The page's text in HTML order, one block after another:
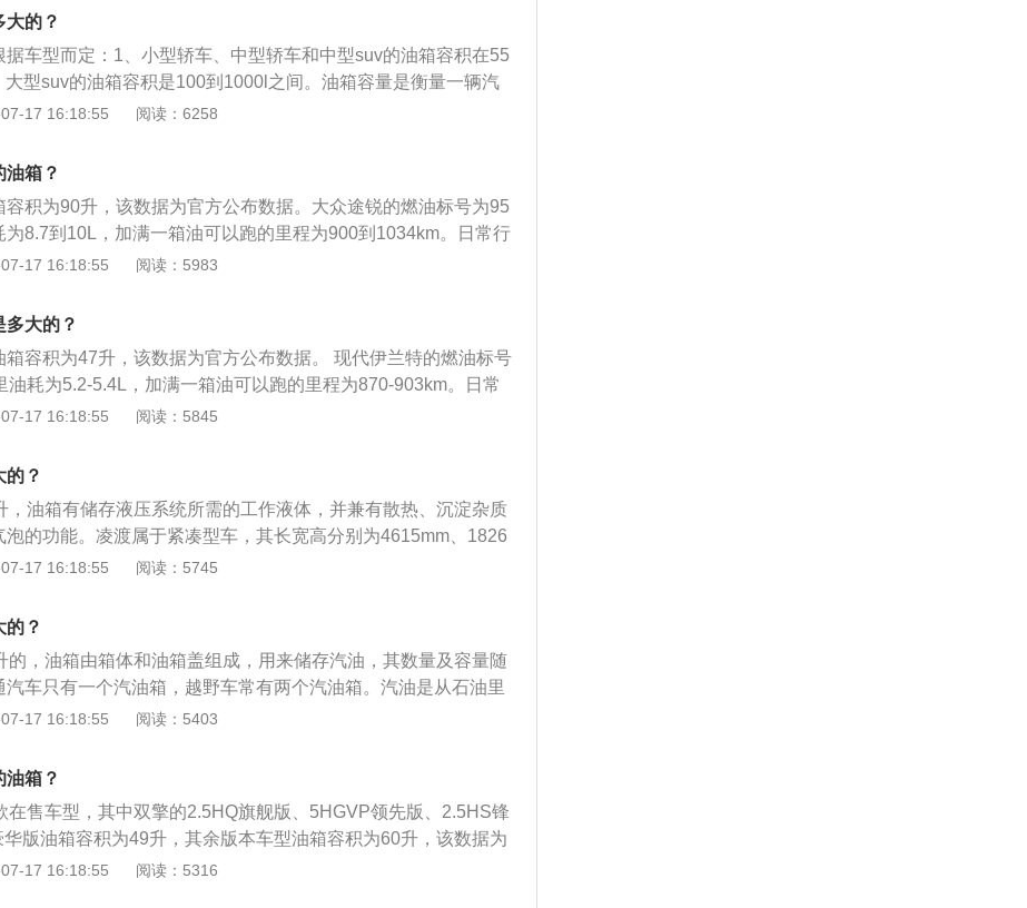
积是从油箱底到安全界度的容积，而从安全界度到油箱口还有
个空间是为了保证油箱内的油品在温度变高的情况下膨胀，而不
安全空间。如果在加油过程中把油加到油箱口，就会产生实际加
积大的情况。车主如果想了解油箱的剩余油量，可以观察油表
上面标注着E、F，指针靠近E的时就表示快没油了，接近F的
大的？
据车型而定：1、小型轿车、中型轿车和中型suv的油箱容积在55
型suv的油箱容积是100到1000l之间。油箱容量是衡量一辆汽
力，汽车的油箱积量越大，汽车的续航能力越长，汽车的动力
车油箱盖是用来储备汽油箱子的盖子，有良好的密封性，其形状
锈钢制成。
17 16:18:55 阅读：6258
油箱？
容积为90升，该数据为官方公布数据。大众途锐的燃油标号为95
为8.7到10L，加满一箱油可以跑的里程为900到1034km。日常行
时注意油箱的剩余油量。一般都是通过车内的燃油表进行读数
一般燃油表还剩2格的时候就要加油，以免开到半路没油的情况
过程中，油的量可能会超出标定的容积，这是由于汽车厂家所标
从油箱底到安全界度的容积，而从安全界度到油箱口还有一定的
是为了保证油箱内的油品在温度变高的情况下膨胀，而不至于溢
。如果在加油过程中把油加到油箱口，就会产生实际加油量比
17 16:18:55 阅读：5983
多大的？
箱容积为47升，该数据为官方公布数据。 现代伊兰特的燃油标号
油耗为5.2-5.4L，加满一箱油可以跑的里程为870-903km。日常
随时注意油箱的剩余油量。一般都是通过车内的燃油表进行读
，一般燃油表还剩2格的时候就要加油，以免开到半路没油的情
油过程中，油的量可能会超出标定的容积，这是由于汽车厂家所
是从油箱底到安全界度的容积，而从安全界度到油箱口还有一定
间是为了保证油箱内的油品在温度变高的情况下膨胀，而不至于
间。如果在加油过程中把油加到油箱口，就会产生实际加油量
17 16:18:55 阅读：5845
的？
，油箱有储存液压系统所需的工作液体，并兼有散热、沉淀杂质
泡的功能。凌渡属于紧凑型车，其长宽高分别为4615mm、1826
轴距为2656mm，油箱容积为51l，行李箱容积为480l，整备质
，最大扭矩是225nm，与其匹配的是7挡双离合变速箱。
17 16:18:55 阅读：5745
的？
的，油箱由箱体和油箱盖组成，用来储存汽油，其数量及容量随
汽车只有一个汽油箱，越野车常有两个汽油箱。汽油是从石油里
出来的具有挥发性、可燃性的烃类混合物液体，可用作燃料。
位为“德系高性能轿车”。以2021款速腾为例，其为年度改款，
网、8.0英寸彩色液晶仪表等功能。
17 16:18:55 阅读：5403
油箱？
在售车型，其中双擎的2.5HQ旗舰版、5HGVP领先版、2.5HS锋
版油箱容积为49升，其余版本车型油箱容积为60升，该数据为
凯美瑞的燃油标号都为92号，其中双擎的2.5HQ旗舰版、5HGVP
17 16:18:55 阅读：5316